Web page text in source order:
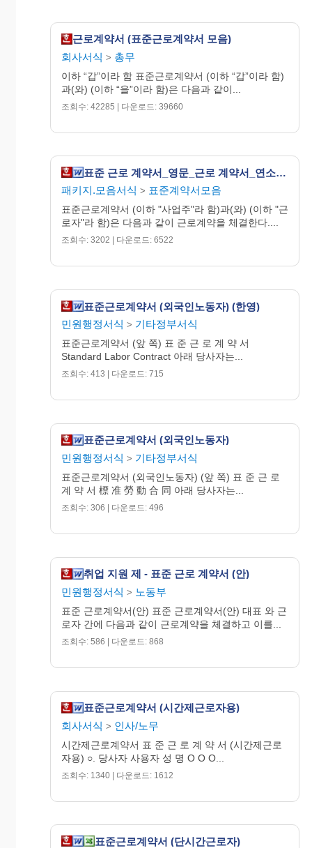
근로계약서 (표준근로계약서 모음)
회사서식 > 총무
이하 “갑”이라 함 표준근로계약서 (이하 “갑”이라 함)
과(와) (이하 “을”이라 함)은 다음과 같이...
조회수: 42285 | 다운로드: 39660
표준 근로 계약서_영문_근로 계약서_연소 근로자 계약서_일용직 근로자_아르바이트 근로 계약서
패키지.모음서식 > 표준계약서모음
표준근로계약서 (이하 "사업주"라 함)과(와) (이하 "근
로자"라 함)은 다음과 같이 근로계약을 체결한다....
조회수: 3202 | 다운로드: 6522
표준근로계약서 (외국인노동자) (한영)
민원행정서식 > 기타정부서식
표준근로계약서 (앞 쪽) 표 준 근 로 계 약 서
Standard Labor Contract 아래 당사자는...
조회수: 413 | 다운로드: 715
표준근로계약서 (외국인노동자)
민원행정서식 > 기타정부서식
표준근로계약서 (외국인노동자) (앞 쪽) 표 준 근 로
계 약 서 標 准 勞 動 合 同 아래 당사자는...
조회수: 306 | 다운로드: 496
취업 지원 제 - 표준 근로 계약서 (안)
민원행정서식 > 노동부
표준 근로계약서(안) 표준 근로계약서(안) 대표 와 근
로자 간에 다음과 같이 근로계약을 체결하고 이를...
조회수: 586 | 다운로드: 868
표준근로계약서 (시간제근로자용)
회사서식 > 인사/노무
시간제근로계약서 표 준 근 로 계 약 서 (시간제근로
자용) ○. 당사자 사용자 성 명 O O O...
조회수: 1340 | 다운로드: 1612
표준근로계약서 (단시간근로자)